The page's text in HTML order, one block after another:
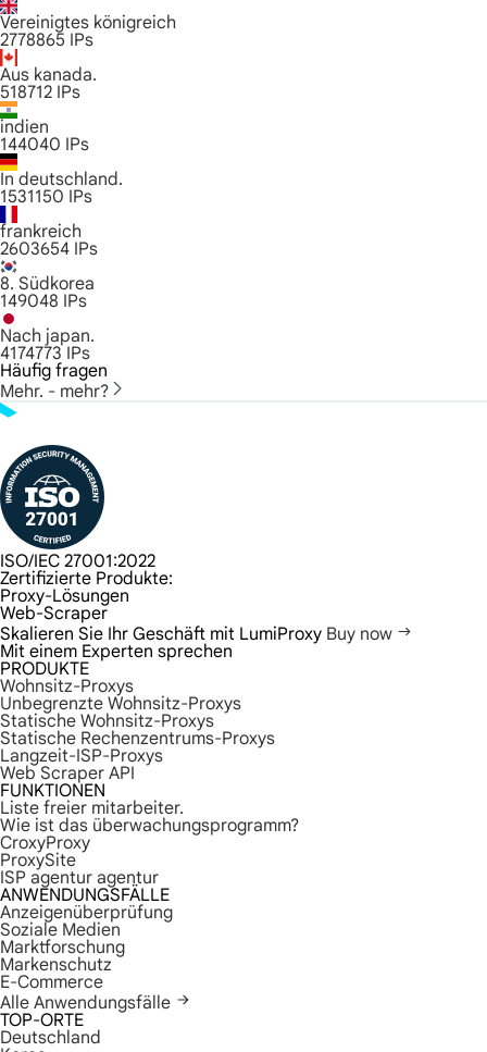
Vereinigtes königreich
2778865 IPs
Aus kanada.
518712 IPs
indien
144040 IPs
In deutschland.
1531150 IPs
frankreich
2603654 IPs
8. Südkorea
149048 IPs
Nach japan.
4174773 IPs
Häufig fragen
Mehr. - mehr?
ISO/IEC 27001:2022
Zertifizierte Produkte:
Proxy-Lösungen
Web-Scraper
Skalieren Sie Ihr Geschäft mit LumiProxy Buy now
Mit einem Experten sprechen
PRODUKTE
Wohnsitz-Proxys
Unbegrenzte Wohnsitz-Proxys
Statische Wohnsitz-Proxys
Statische Rechenzentrums-Proxys
Langzeit-ISP-Proxys
Web Scraper API
FUNKTIONEN
Liste freier mitarbeiter.
Wie ist das überwachungsprogramm?
CroxyProxy
ProxySite
ISP agentur agentur
ANWENDUNGSFÄLLE
Anzeigenüberprüfung
Soziale Medien
Marktforschung
Markenschutz
E-Commerce
Alle Anwendungsfälle
TOP-ORTE
Deutschland